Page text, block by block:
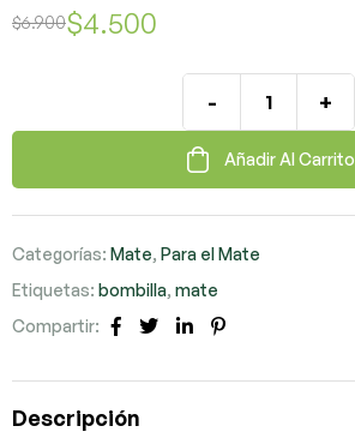
$6.900$4.500
- +
Añadir Al Carrito
Categorías: Mate, Para el Mate
Etiquetas: bombilla, mate
Compartir:
Facebook
TwitterLinkedIn
Descripción